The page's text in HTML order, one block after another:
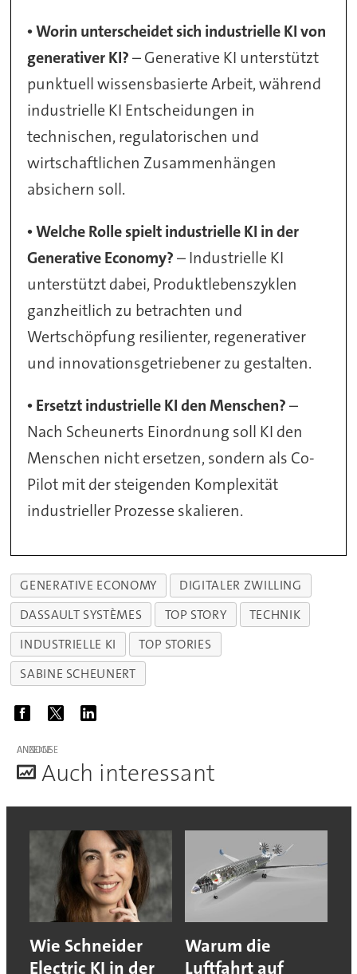
•Worin unterscheidet sich industrielle KI von
generativer KI?– Generative KI unterstützt
punktuell wissensbasierte Arbeit, während
industrielle KI Entscheidungen in
technischen, regulatorischen und
wirtschaftlichen Zusammenhängen
absichern soll.
•Welche Rolle spielt industrielle KI in der
Generative Economy?– Industrielle KI
unterstützt dabei, Produktlebenszyklen
ganzheitlich zu betrachten und
Wertschöpfung resilienter, regenerativer
und innovationsgetriebener zu gestalten.
•Ersetzt industrielle KI den Menschen?–
Nach Scheunerts Einordnung soll KI den
Menschen nicht ersetzen, sondern als Co-
Pilot mit der steigenden Komplexität
industrieller Prozesse skalieren.
GENERATIVE ECONOMY
DIGITALER ZWILLING
DASSAULT SYSTÈMES
TOP STORY
TECHNIK
INDUSTRIELLE KI
TOP STORIES
SABINE SCHEUNERT
ANZEIGE
Auch interessant
Wie Schneider
Electric KI in der
Warum die
Luftfahrt auf